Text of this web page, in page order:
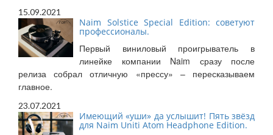
15.09.2021
Naim Solstice Special Edition: советуют
профессионалы.
Первый виниловый проигрыватель в
линейке компании Naim сразу после
релиза собрал отличную «прессу» – пересказываем
главное.
23.07.2021
Имеющий «уши» да услышит! Пять звёзд
для Naim Uniti Atom Headphone Edition.